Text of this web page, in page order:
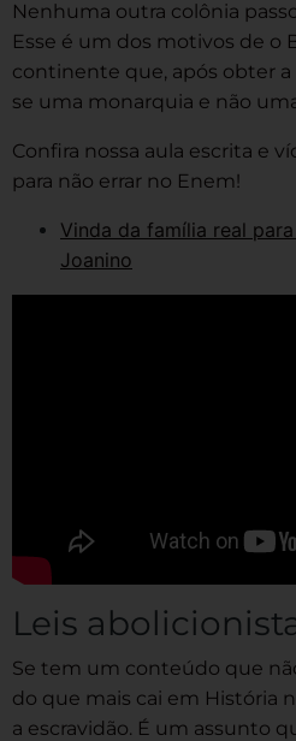
Nenhuma outra colônia
Esse é um dos motivos de o
continente que, após obter
se uma monarquia e não
Confira nossa aula escrita e
para não errar no Enem!
Vinda da família real
Joanino
Leis
Se tem um conteúdo que
do que mais cai em História
a escravidão. É um assunto